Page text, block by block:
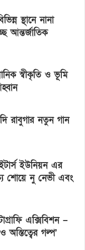
স্থানে নানা
আন্তর্জাতিক
স্বীকৃতি ও ভূমি
রাবুগার নতুন গান
ইউনিয়ন এর
শোয়ে নু নেভী এবং
এক্সিবিশন –
অস্তিত্বের গল্প’